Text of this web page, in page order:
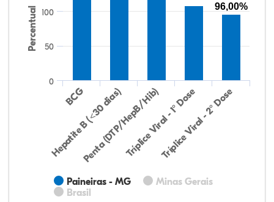
Percentual
Paineiras - MG
Minas Gerais
Brasil
BCG
Hepatite B (<30 dias)
Penta (DTP/HepB/Hib)Tríplice Viral - 1° Dose
Tríplice Viral - 2° Dose
0
50
100
96,00%